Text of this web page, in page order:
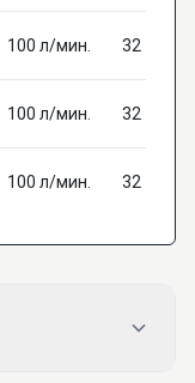
100 л/мин. 32
100 л/мин. 32
100 л/мин. 32